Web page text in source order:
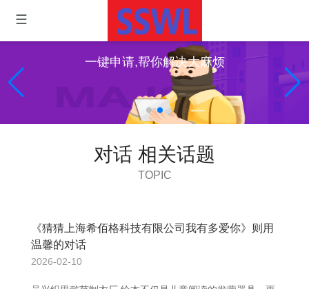
一键申请,帮你解决大麻烦
对话 相关话题
TOPIC
《猜猜上海希佰格科技有限公司我有多爱你》则用
温馨的对话
2026-02-10